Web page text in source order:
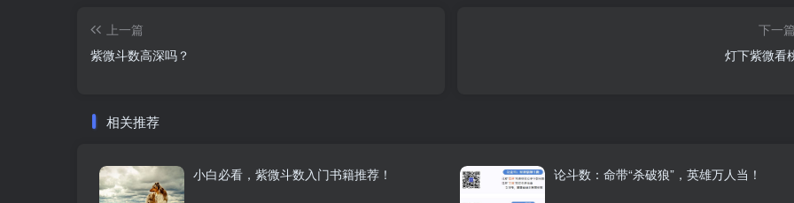
上一篇
紫微斗数高深吗？
下一篇
灯下紫微看
相关推荐
小白必看，紫微斗数入门书籍推荐！ 论斗数：命带“杀破狼”，英雄万人当！